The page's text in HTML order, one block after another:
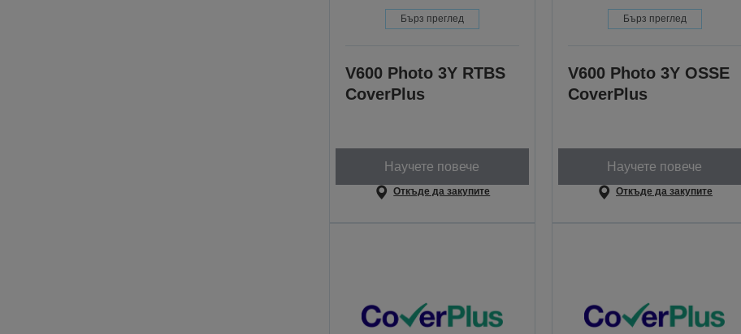
Бърз преглед
V600 Photo 3Y RTBS
CoverPlus
Научете повече
Откъде да закупите
Бърз преглед
V600 Photo 3Y OSSE
CoverPlus
Научете повече
Откъде да закупите